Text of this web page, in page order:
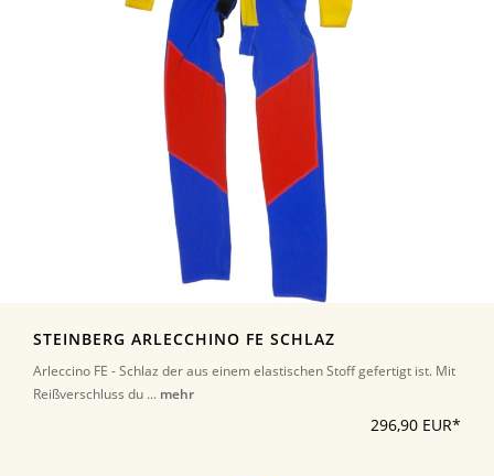
STEINBERG ARLECCHINO FE SCHLAZ
Arleccino FE - Schlaz der aus einem elastischen Stoff gefertigt ist. Mit
Reißverschluss du ... mehr
296,90 EUR*